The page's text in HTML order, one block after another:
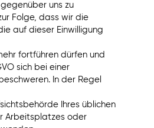
uns zu
Folge, dass wir die
auf dieser Einwilligung
fortführen dürfen und
sich bei einer
In der Regel
Ihres üblichen
Arbeitsplatzes oder